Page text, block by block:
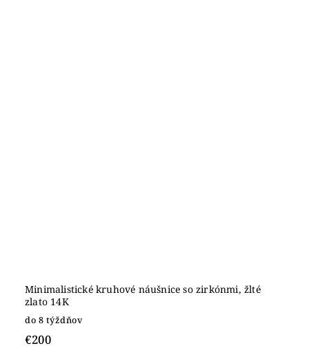
Minimalistické kruhové náušnice so zirkónmi, žlté
zlato 14K
do 8 týždňov
€200